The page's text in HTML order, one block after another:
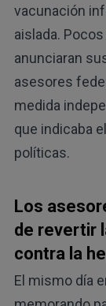
vacunación
aislada.
anunciaran
asesores
medida
que indicaba
políticas.
Los
de revertir
contra la
El mismo día